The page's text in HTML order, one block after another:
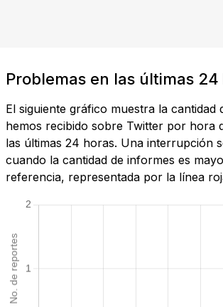
Problemas en las últimas 24
El siguiente gráfico muestra la cantidad
hemos recibido sobre Twitter por hora
las últimas 24 horas. Una interrupción
cuando la cantidad de informes es
referencia, representada por la línea